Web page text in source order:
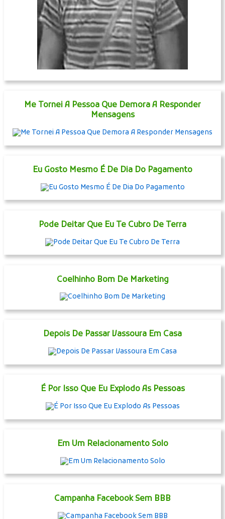
Me Tornei A Pessoa Que Demora A Responder
Mensagens
Eu Gosto Mesmo É De Dia Do Pagamento
Pode Deitar Que Eu Te Cubro De Terra
Coelhinho Bom De Marketing
Depois De Passar Vassoura Em Casa
É Por Isso Que Eu Explodo As Pessoas
Em Um Relacionamento Solo
Campanha Facebook Sem BBB